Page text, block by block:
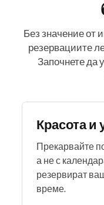
Без значение от
резервациите
Започнете да
Красота и
Прекарвайте
а не с
резервират
време.